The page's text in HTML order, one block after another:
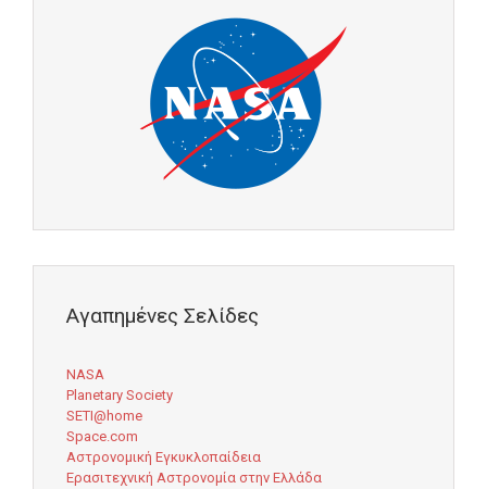
Αγαπημένες Σελίδες
NASA
Planetary Society
SETI@home
Space.com
Αστρονομική Εγκυκλοπαίδεια
Ερασιτεχνική Αστρονομία στην Ελλάδα